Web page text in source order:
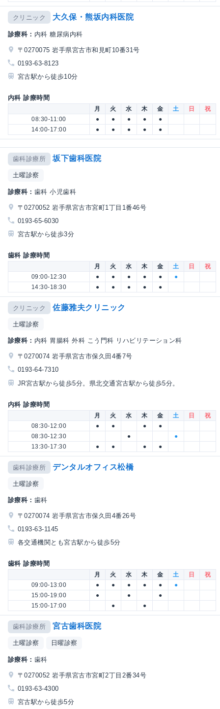
クリニック 大久保・熊坂内科医院
診療科： 内科 糖尿病内科
〒0270075 岩手県宮古市和見町10番31号
0193-63-8123
宮古駅から徒歩10分
内科 診療時間
月 火 水 木 金 土 日
祝
08:30-11:00
● ● ● ●
●
14:00-17:00
● ● ● ● ●
歯科診療所 坂下歯科医院
土曜診察
診療科： 歯科 小児歯科
〒0270052 岩手県宮古市宮町1丁目1番46号
0193-65-6030
宮古駅から徒歩3分
歯科 診療時間
月 火 水 木 金 土 日
祝
09:00-12:30
● ● ● ● ●
●
14:30-18:30
● ● ● ● ●
クリニック 佐藤雅夫クリニック
土曜診察
診療科： 内科 胃腸科 外科 こう門科 リハビリテーション科
〒0270074 岩手県宮古市保久田4番7号
0193-64-7310
JR宮古駅から徒歩5分。県北交通宮古駅から徒歩5分。
内科 診療時間
月 火 水 木 金 土 日
祝
08:30-12:00
● ● ●
●
08:30-12:30
●
●
13:30-17:30
● ● ● ●
歯科診療所 デンタルオフィス松橋
土曜診察
診療科： 歯科
〒0270074 岩手県宮古市保久田4番26号
0193-63-1145
各交通機関とも宮古駅から徒歩5分
歯科 診療時間
月 火 水 木 金 土 日
祝
09:00-13:00
● ● ● ● ●
●
15:00-19:00
● ●
●
15:00-17:00
● ●
歯科診療所 宮古歯科医院
土曜診察 日曜診察
診療科： 歯科
〒0270052 岩手県宮古市宮町2丁目2番34号
0193-63-4300
宮古駅から徒歩5分